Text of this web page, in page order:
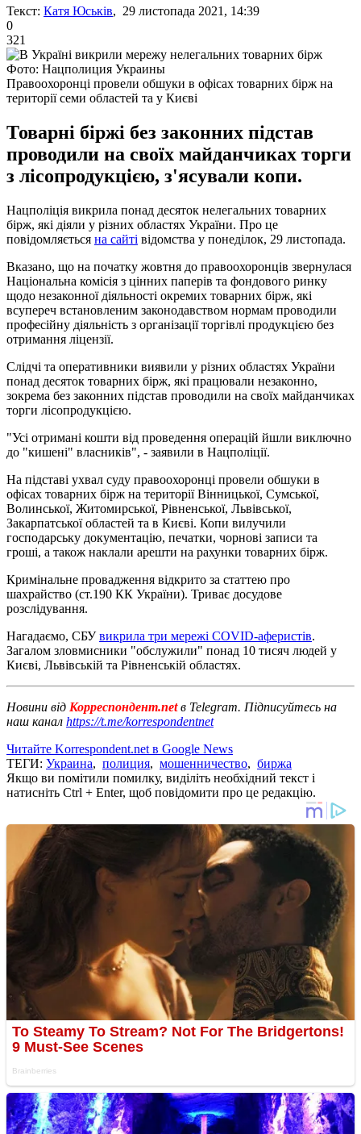
Текст: Катя Юськів, 29 листопада 2021, 14:39
0
321
Фото: Нацполиция Украины
Правоохоронці провели обшуки в офісах товарних бірж на
території семи областей та у Києві
Товарні біржі без законних підстав
проводили на своїх майданчиках торги
з лісопродукцією, з'ясували копи.
Нацполіція викрила понад десяток нелегальних товарних
бірж, які діяли у різних областях України. Про це
повідомляється на сайті відомства у понеділок, 29 листопада.
Вказано, що на початку жовтня до правоохоронців звернулася
Національна комісія з цінних паперів та фондового ринку
щодо незаконної діяльності окремих товарних бірж, які
всупереч встановленим законодавством нормам проводили
професійну діяльність з організації торгівлі продукцією без
отримання ліцензії.
Слідчі та оперативники виявили у різних областях України
понад десяток товарних бірж, які працювали незаконно,
зокрема без законних підстав проводили на своїх майданчиках
торги лісопродукцією.
"Усі отримані кошти від проведення операцій йшли виключно
до "кишені" власників", - заявили в Нацполіції.
На підставі ухвал суду правоохоронці провели обшуки в
офісах товарних бірж на території Вінницької, Сумської,
Волинської, Житомирської, Рівненської, Львівської,
Закарпатської областей та в Києві. Копи вилучили
господарську документацію, печатки, чорнові записи та
гроші, а також наклали арешти на рахунки товарних бірж.
Кримінальне провадження відкрито за статтею про
шахрайство (ст.190 КК України). Триває досудове
розслідування.
Нагадаємо, СБУвикрила три мережі COVID-аферистів.
Загалом зловмисники "обслужили" понад 10 тисяч людей у ​​
Києві, Львівській та Рівненській областях.
Новини від Корреспондент.netв Telegram. Підписуйтесь на
наш канал https://t.me/korrespondentnet
Читайте Korrespondent.net в Google News
ТЕГИ: Украина, полиция, мошенничество, биржа
Якщо ви помітили помилку, виділіть необхідний текст і
натисніть Ctrl + Enter, щоб повідомити про це редакцію.